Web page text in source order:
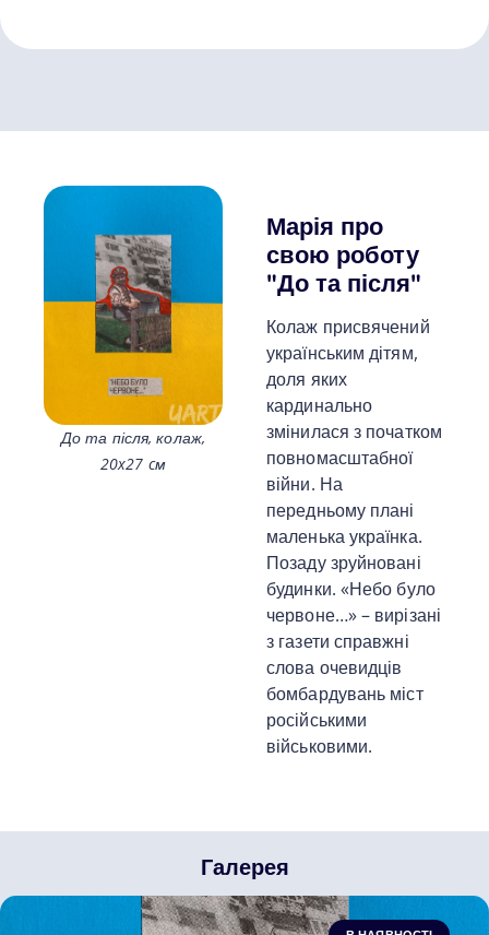
До та після, колаж,
20x27 cм
Марія про
свою роботу
"До та після"
Колаж присвячений
українським дітям,
доля яких
кардинально
змінилася з початком
повномасштабної
війни. На
передньому плані
маленька українка.
Позаду зруйновані
будинки. «Небо було
червоне…» – вирізані
з газети справжні
слова очевидців
бомбардувань міст
російськими
військовими.
Галерея